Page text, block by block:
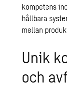
kompetens
hållbara
mellan
Unik
och